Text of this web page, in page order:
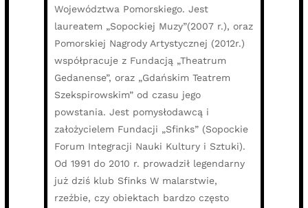
Województwa Pomorskiego. Jest
laureatem „Sopockiej Muzy”(2007 r.), oraz
Pomorskiej Nagrody Artystycznej (2012r.)
współpracuje z Fundacją „Theatrum
Gedanense”, oraz „Gdańskim Teatrem
Szekspirowskim” od czasu jego
powstania. Jest pomysłodawcą i
założycielem Fundacji „Sfinks” (Sopockie
Forum Integracji Nauki Kultury i Sztuki).
Od 1991 do 2010 r. prowadził legendarny
już dziś klub Sfinks W malarstwie,
rzeźbie, czy obiektach bardzo często